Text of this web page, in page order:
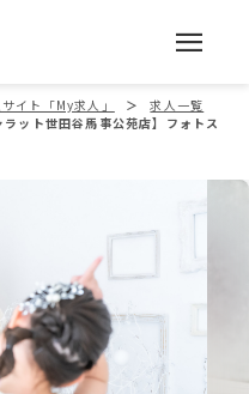
イト「My求人」 ＞
求人一覧
ラット世田谷馬事公苑店】フォトス